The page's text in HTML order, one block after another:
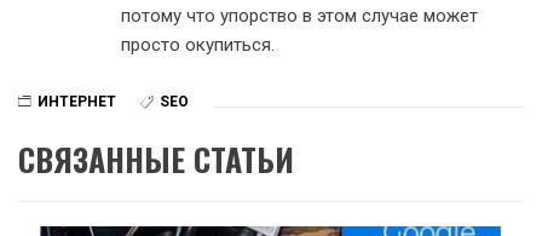
потому что упорство в этом случае может
просто окупиться.
ИНТЕРНЕТ SEO
СВЯЗАННЫЕ СТАТЬИ